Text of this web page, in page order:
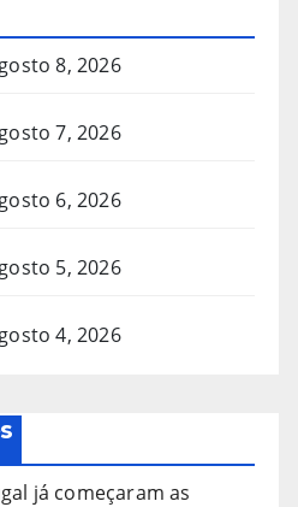
8, 2026
7, 2026
6, 2026
5, 2026
4, 2026
já começaram as